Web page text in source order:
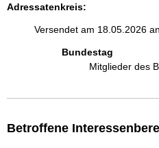
Adressatenkreis:
Versendet am 18.05.2026
Bundestag
Mitglieder des
Betroffene